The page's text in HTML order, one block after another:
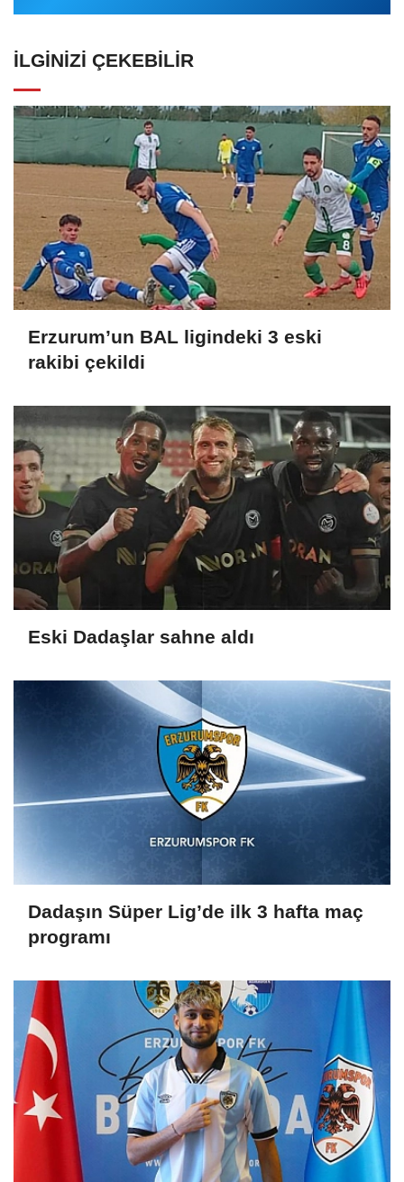
İLGINIZI ÇEKEBILIR
Erzurum’un BAL ligindeki 3 eski
rakibi çekildi
Eski Dadaşlar sahne aldı
Dadaşın Süper Lig’de ilk 3 hafta maç
programı